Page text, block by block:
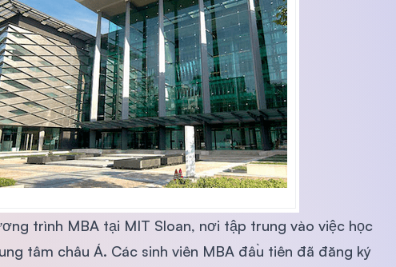
trình MBA tại MIT Sloan, nơi tập trung vào việc học
tâm châu Á. Các sinh viên MBA đầu tiên đã đăng ký